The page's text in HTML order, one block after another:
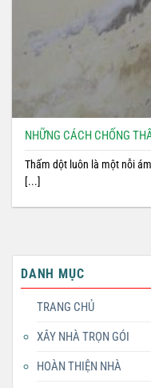
NHỮNG CÁCH CHỐNG
Thấm dột luôn là một nỗi
[...]
DANH MỤC
TRANG CHỦ
XÂY NHÀ TRỌN GÓI
HOÀN THIỆN NHÀ